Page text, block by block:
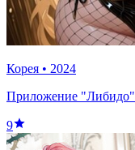
Корея • 2024
Приложение "Либидо"
9